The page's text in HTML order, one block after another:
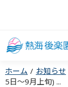
ホーム お知らせ
5日～9月上旬) ...